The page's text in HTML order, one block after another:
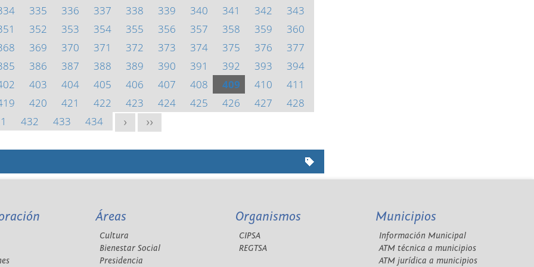
335 336 337 338 339 340 341 342
343
352 353 354 355 356 357 358 359
360
369 370 371 372 373 374 375 376
377
386 387 388 389 390 391 392 393
394
403 404 405 406 407 408 409 410
411
420 421 422 423 424 425 426 427
428
432 433 434 > >>
Áreas
Cultura
Bienestar Social
Presidencia
Organismos
CIPSA
REGTSA
Municipios
Información Municipal
ATM técnica a municipios
ATM jurídica a municipios